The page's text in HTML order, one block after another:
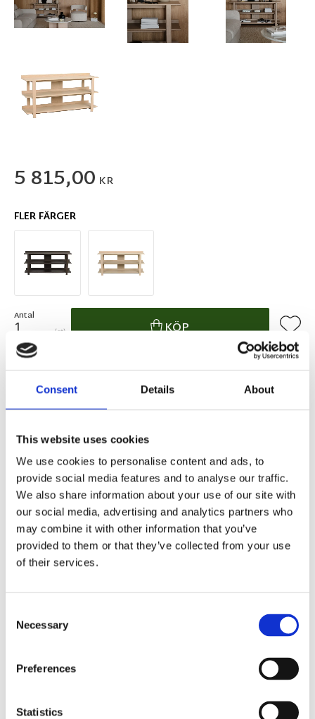
Consent Details About
This website uses cookies
We use cookies to personalise content and ads, to
provide social media features and to analyse our traffic.
We also share information about your use of our site with
our social media, advertising and analytics partners who
may combine it with other information that you’ve
provided to them or that they’ve collected from your use
of their services.
Selection
Necessary
Preferences
Statistics
5 815,00 KR
FLER FÄRGER
Antal
st KÖP Lägg
128101 Tillverkare Rowico Home
Snabba leveranser
Enkel betalning med Klarna
BESKRIVNING
Kilian avlastningsbord i vitpigmenterad ek
funktionellt som estetiskt tilltalande. De rena
linjerna och den avskalade formen skapar ett
tidlöst, och som gör bordet enkelt att integrera i
hemmets olika miljöer.
Tack vare sin luftiga konstruktion och